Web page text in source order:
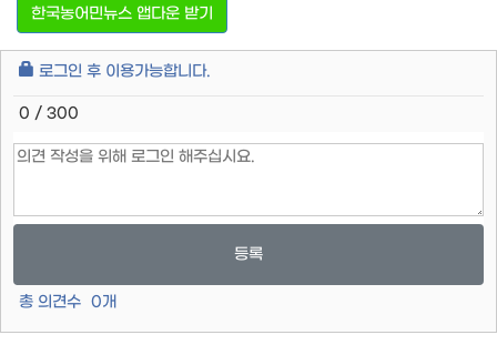
한국농어민뉴스 앱다운 받기
로그인 후 이용가능합니다.
0 / 300
등록
총 의견수 0개